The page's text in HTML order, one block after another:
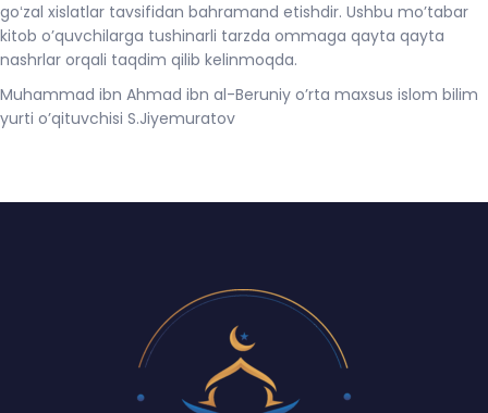
goʻzal xislatlar tavsifidan bahramand etishdir. Ushbu mo’tabar
kitob o’quvchilarga tushinarli tarzda ommaga qayta qayta
nashrlar orqali taqdim qilib kelinmoqda.
Muhammad ibn Ahmad ibn al-Beruniy o’rta maxsus islom bilim
yurti o’qituvchisi S.Jiyemuratov